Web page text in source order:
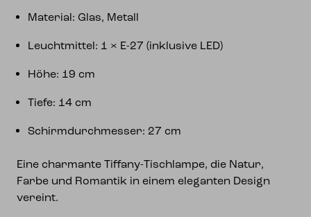
Material: Glas, Metall
Leuchtmittel: 1 × E-27 (inklusive LED)
Höhe: 19 cm
Tiefe: 14 cm
Schirmdurchmesser: 27 cm
Eine charmante Tiffany-Tischlampe, die Natur,
Farbe und Romantik in einem eleganten Design
vereint.